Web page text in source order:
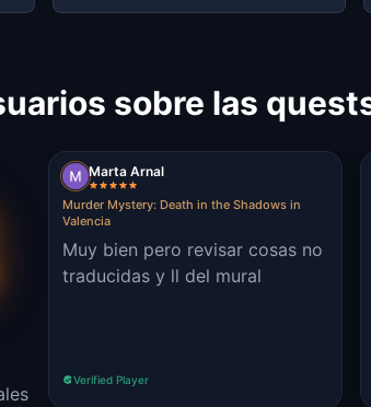
sobre las
Marta Arnal
Murder Mystery: Death in the Shadows in
Valencia
Muy bien pero revisar cosas no
traducidas y ll del mural
Verified Player